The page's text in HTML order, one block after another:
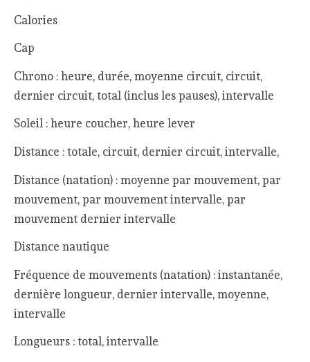
Calories
Cap
Chrono : heure, durée, moyenne circuit, circuit,
dernier circuit, total (inclus les pauses), intervalle
Soleil : heure coucher, heure lever
Distance : totale, circuit, dernier circuit, intervalle,
Distance (natation) : moyenne par mouvement, par
mouvement, par mouvement intervalle, par
mouvement dernier intervalle
Distance nautique
Fréquence de mouvements (natation) : instantanée,
dernière longueur, dernier intervalle, moyenne,
intervalle
Longueurs : total, intervalle